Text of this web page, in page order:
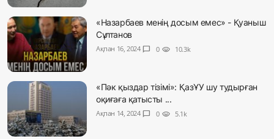
«Назарбаев менің досым емес» - Қуаныш
Сұлтанов
Ақпан 16, 2024 chat_bubble 0 visibility 10.3k
«Пәк қыздар тізімі»: ҚазҰУ шу тудырған
оқиғаға қатысты ...
Ақпан 14, 2024 chat_bubble 0 visibility 5.1k